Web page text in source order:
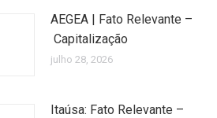
AEGEA | Fato Relevante –
Capitalização
julho 28, 2026
Itaúsa: Fato Relevante –